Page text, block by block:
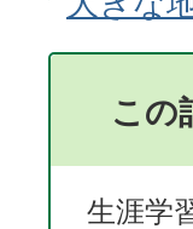
この
生涯学